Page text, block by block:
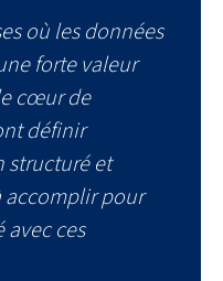
où les données
forte valeur
cœur de
définir
structuré et
accomplir pour
ces